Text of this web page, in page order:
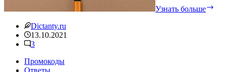
Узнать больше
Dictanty.ru
13.10.2021
3
Промокоды
Ответы